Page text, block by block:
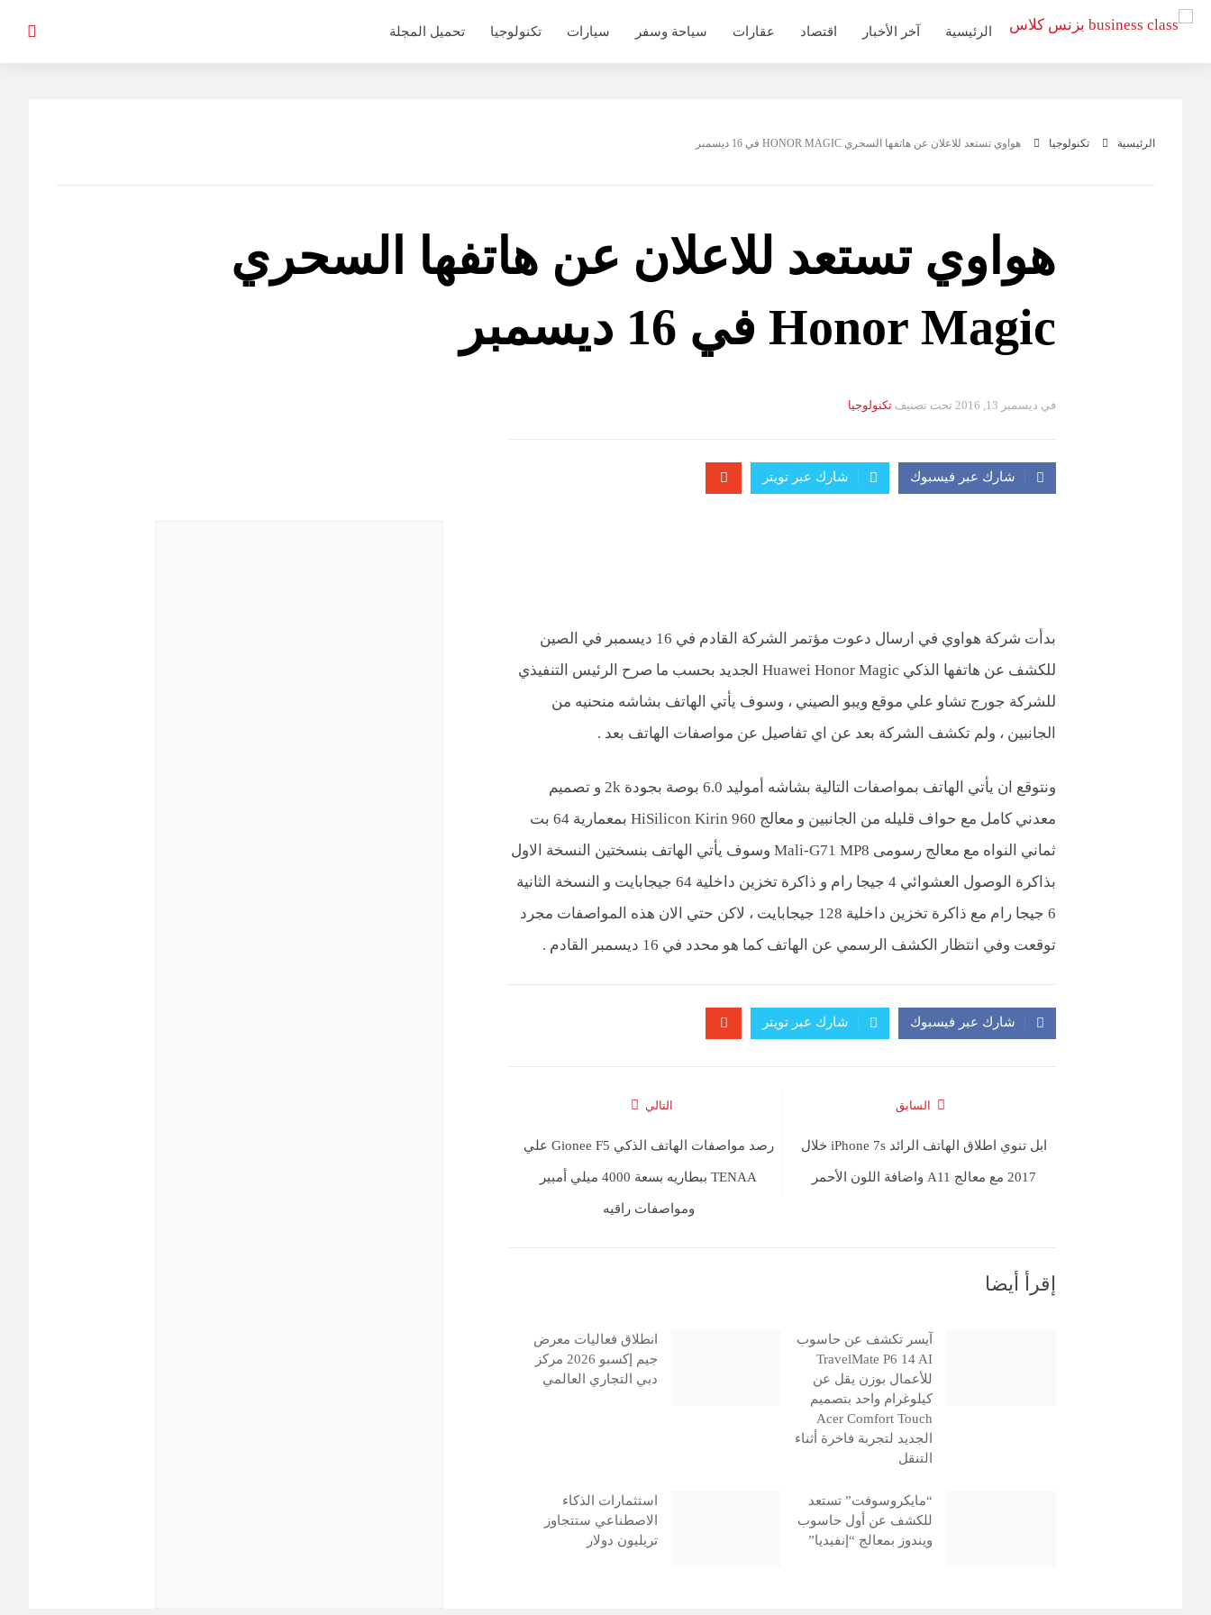
التجاوز
الرئيسية آخر الأخبار اقتصاد عقارات سياحة وسفر سيارات تكنولوجيا تحميل المجلة
الرئيسية تكنولوجيا هواوي تستعد للاعلان عن هاتفها السحري HONOR MAGIC في 16 ديسمبر
هواوي تستعد للاعلان عن هاتفها السحري
Honor Magic في 16 ديسمبر
في ديسمبر 13, 2016 تحت تصنيف التصانيف
تكنولوجيا
شارك عبر فيسبوك شارك عبر تويتر
بدأت شركة هواوي في ارسال دعوت مؤتمر الشركة القادم في 16 ديسمبر في الصين
للكشف عن هاتفها الذكي Huawei Honor Magic الجديد بحسب ما صرح الرئيس التنفيذي
للشركة جورج تشاو علي موقع ويبو الصيني ، وسوف يأتي الهاتف بشاشه منحنيه من
الجانبين ، ولم تكشف الشركة بعد عن اي تفاصيل عن مواصفات الهاتف بعد .
ونتوقع ان يأتي الهاتف بمواصفات التالية بشاشه أموليد 6.0 بوصة بجودة 2k و تصميم
معدني كامل مع حواف قليله من الجانبين و معالج HiSilicon Kirin 960 بمعمارية 64 بت
ثماني النواه مع معالج رسومى Mali-G71 MP8 وسوف يأتي الهاتف بنسختين النسخة الاول
بذاكرة الوصول العشوائي 4 جيجا رام و ذاكرة تخزين داخلية 64 جيجابايت و النسخة الثانية
6 جيجا رام مع ذاكرة تخزين داخلية 128 جيجابايت ، لاكن حتي الان هذه المواصفات مجرد
توقعت وفي انتظار الكشف الرسمي عن الهاتف كما هو محدد في 16 ديسمبر القادم .
شارك عبر فيسبوك شارك عبر تويتر
السابق
ابل تنوي اطلاق الهاتف الرائد iPhone 7s خلال
2017 مع معالج A11 واضافة اللون الأحمر
التالي
رصد مواصفات الهاتف الذكي Gionee F5 علي
TENAA ببطاريه بسعة 4000 ميلي أمبير
ومواصفات راقيه
إقرأ أيضا
آيسر تكشف عن حاسوب
TravelMate P6 14 AI
للأعمال بوزن يقل عن
كيلوغرام واحد بتصميم
Acer Comfort Touch
الجديد لتجربة فاخرة أثناء
التنقل
انطلاق فعاليات معرض
جيم إكسبو 2026 مركز
دبي التجاري العالمي
“مايكروسوفت” تستعد
للكشف عن أول حاسوب
ويندوز بمعالج “إنفيديا”
استثمارات الذكاء
الاصطناعي ستتجاوز
تريليون دولار